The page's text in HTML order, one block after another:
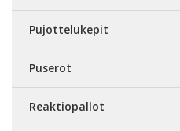
Pujottelukepit
Puserot
Reaktiopallot